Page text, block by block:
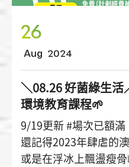
26
Aug 2024
＼08.26 好菌綠生活
環境教育課程🌱
9/19更新 #場次已額
還記得2023年肆虐的
或是在浮冰上飄盪瘦